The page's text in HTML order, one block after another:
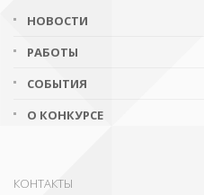
НОВОСТИ
РАБОТЫ
СОБЫТИЯ
О КОНКУРСЕ
КОНТАКТЫ